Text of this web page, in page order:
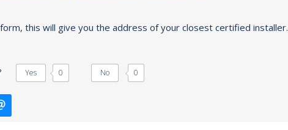
, this will give you the address of your closest certified installer.
0 0